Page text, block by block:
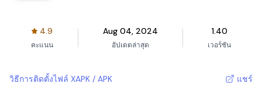
4.9
คะแนน
Aug 04, 2024
อัปเดตล่าสุด
1.40
เวอร์ชัน
วิธีการติดตั้งไฟล์ XAPK / APK แชร์